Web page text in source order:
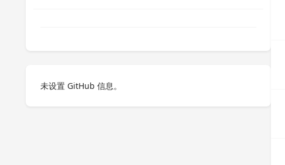
未设置 GitHub 信息。